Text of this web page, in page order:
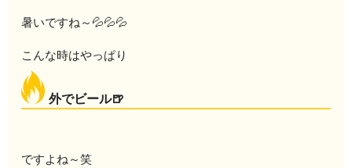
暑いですね～💦💦💦
こんな時はやっぱり
外でビール🍺
ですよね～笑